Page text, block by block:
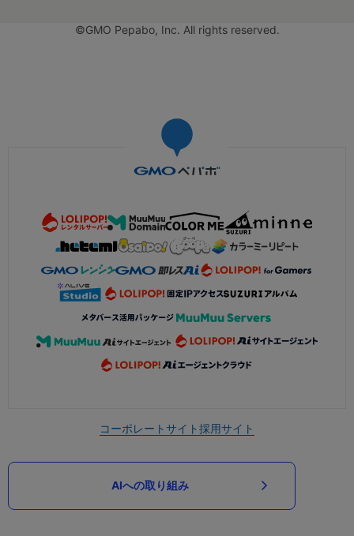
©GMO Pepabo, Inc. All rights reserved.
コーポレートサイト採用サイト
AIへの取り組み